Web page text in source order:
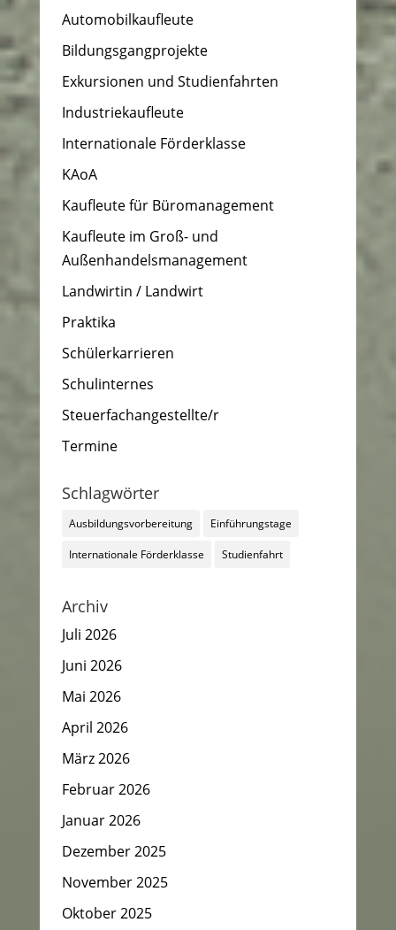
Automobilkaufleute
Bildungsgangprojekte
Exkursionen und Studienfahrten
Industriekaufleute
Internationale Förderklasse
KAoA
Kaufleute für Büromanagement
Kaufleute im Groß- und
Außenhandelsmanagement
Landwirtin / Landwirt
Praktika
Schülerkarrieren
Schulinternes
Steuerfachangestellte/r
Termine
Schlagwörter
Ausbildungsvorbereitung Einführungstage
Internationale Förderklasse Studienfahrt
Archiv
Juli 2026
Juni 2026
Mai 2026
April 2026
März 2026
Februar 2026
Januar 2026
Dezember 2025
November 2025
Oktober 2025